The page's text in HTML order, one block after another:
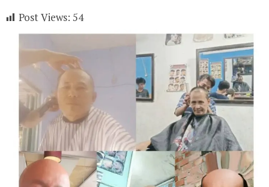
Post Views: 54